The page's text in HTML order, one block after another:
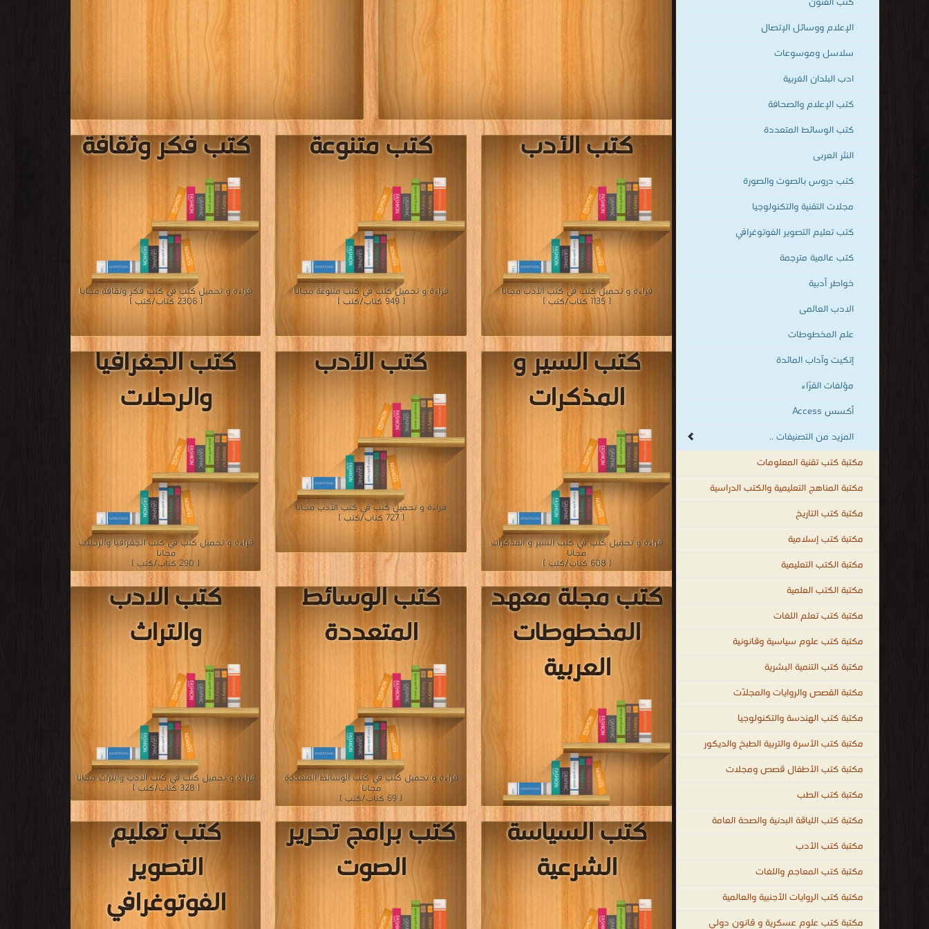
النثر العربى
كتب دروس بالصوت والصورة
مجلات التقنية والتكنولوجيا
كتب تعليم التصوير الفوتوغرافي
كتب عالمية مترجمة
خواطر أدبية
الادب العالمى
علم المخطوطات
إتكيت وآداب المائدة
مؤلفات القرّاء
أكسس Access
المزيد من التصنيفات ..
مكتبة كتب تقنية المعلومات
مكتبة المناهج التعليمية والكتب الدراسية
مكتبة كتب التاريخ
مكتبة كتب إسلامية
مكتبة الكتب التعليمية
مكتبة الكتب العلمية
مكتبة كتب تعلم اللغات
مكتبة كتب علوم سياسية وقانونية
مكتبة كتب التنمية البشرية
مكتبة القصص والروايات والمجلّات
مكتبة كتب الهندسة والتكنولوجيا
مكتبة كتب الأسرة والتربية الطبخ والديكور
مكتبة كتب الأطفال قصص ومجلات
مكتبة كتب الطب
مكتبة كتب اللياقة البدنية والصحة العامة
مكتبة كتب الأدب
مكتبة كتب المعاجم واللغات
مكتبة كتب الروايات الأجنبية والعالمية
مكتبة كتب علوم عسكرية و قانون دولي
مكتبة الكتب الغير مصنّفة
إعلان:
كتب الادب
الانجليزى
قراءة و تحميل كتب في كتب الادب الانجليزى مجانا
[ 237 كتاب/كتب ]
كتب جديد
الوالروايات
قراءة و تحميل كتب في كتب جديد الوالروايات مجانا
كتب الادب
الفرنسى
قراءة و تحميل كتب في كتب الادب الفرنسى مجانا
[ 145 كتاب/كتب ]
1
2
4
جميع الحقوق محفوظة لدى دور النشر والمؤلفون والموقع غير مسؤل عن الكتب المضافة بواسطة المستخدمون.
للتبليغ عن كتاب محمي بحقوق طبع فضلا اتصل بنا